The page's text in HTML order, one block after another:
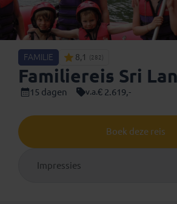
FAMILIE 8,1 (282)
Familiereis Sri
15 dagen v.a.€ 2.619,-
Boek deze reis
Impressies